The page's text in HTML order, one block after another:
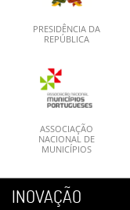
PRESIDÊNCIA DA
REPÚBLICA
ASSOCIAÇÃO
NACIONAL DE
MUNICÍPIOS
INOVAÇÃO